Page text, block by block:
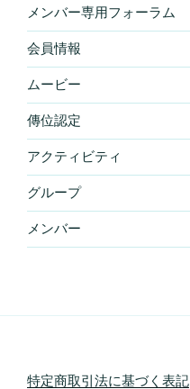
メンバー専用フォーラム
会員情報
ムービー
傳位認定
アクティビティ
グループ
メンバー
特定商取引法に基づく表記